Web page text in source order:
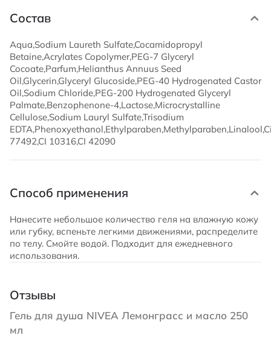
Состав
Aqua,Sodium Laureth Sulfate,Cocamidopropyl
Betaine,Acrylates Copolymer,PEG-7 Glyceryl
Cocoate,Parfum,Helianthus Annuus Seed
Oil,Glycerin,Glyceryl Glucoside,PEG-40 Hydrogenated Castor
Oil,Sodium Chloride,PEG-200 Hydrogenated Glyceryl
Palmate,Benzophenone-4,Lactose,Microcrystalline
Cellulose,Sodium Lauryl Sulfate,Trisodium
77492,CI 10316,CI 42090
Способ применения
Нанесите небольшое количество геля на влажную кожу
или губку, вспеньте легкими движениями, распределите
по телу. Смойте водой. Подходит для ежедневного
использования.
Отзывы
Гель для душа NIVEA Лемонграсс и масло 250
мл